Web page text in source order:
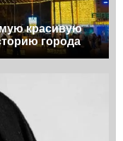
красивую
города